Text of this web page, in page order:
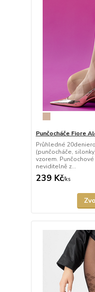
Punčocháče Fiore
Průhledné
(punčocháče,
vzorem.
neviditelně z...
239 Kč/ks